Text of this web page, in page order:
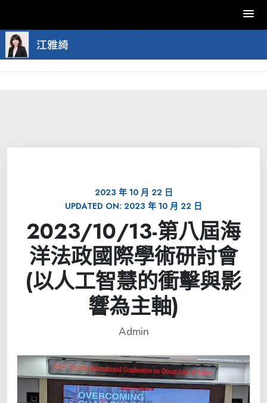
Skip
to
content
2023 年 10 月 22 日
UPDATED ON: 2023 年 10 月 22 日
2023/10/13-第八屆海
洋法政國際學術研討會
(以人工智慧的衝擊與影
響為主軸)
Admin